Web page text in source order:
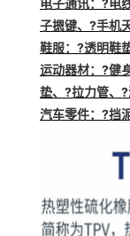
子摁键、?手机
鞋服：?透明鞋
运动器材：?健
垫、?拉力管、
汽车零件：?挡